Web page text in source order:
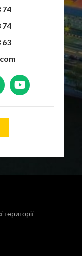
74
74
63